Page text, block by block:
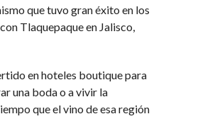
que tuvo gran éxito en los
Tlaquepaque en Jalisco,
en hoteles boutique para
una boda o a vivir la
que el vino de esa región